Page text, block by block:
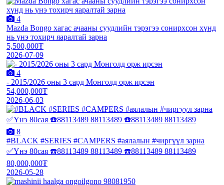
4
Mazda Bongo хагас ачааны суудлийн тэрэгээ сонирхсон хүнд
нь үнэ тохирч яаралтай зарна
5,500,000₮
2026-07-09
4
- 2015/2026 оны 3 сард Монголд орж ирсэн
54,000,000₮
2026-06-03
8
#BLACK #SERIES #CAMPERS #аялалын #чиргүүл зарна
✅Үнэ 80сая ☎️88113489 88113489 ☎️88113489 88113489
80,000,000₮
2026-05-28